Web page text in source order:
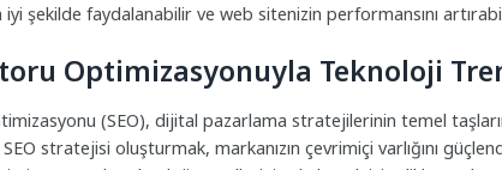
iyi şekilde faydalanabilir ve web sitenizin performansını
Optimizasyonuyla Teknoloji
(SEO), dijital pazarlama stratejilerinin temel
stratejisi oluşturmak, markanızın çevrimiçi varlığını